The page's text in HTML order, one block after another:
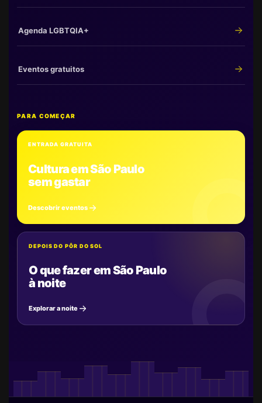
Agenda LGBTQIA+
Eventos gratuitos
PARA COMEÇAR
ENTRADA GRATUITA
Cultura em São Paulo
sem gastar
Descobrir eventos
DEPOIS DO PÔR DO SOL
O que fazer em São Paulo
à noite
Explorar a noite